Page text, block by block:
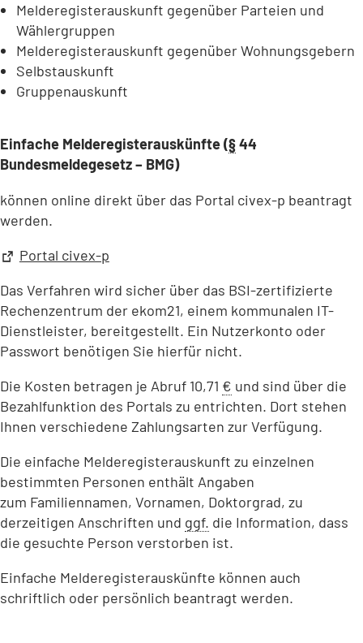
Melderegisterauskunft gegenüber Parteien und
Wählergruppen
Melderegisterauskunft gegenüber Wohnungsgebern
Selbstauskunft
Gruppenauskunft
Einfache Melderegisterauskünfte (§44
Bundesmeldegesetz – BMG)
können online direkt über das Portal civex-p beantragt
werden.
Portal civex-p
(Öffnet
einem
neuen
Tab)
Das Verfahren wird sicher über das BSI-zertifizierte
Rechenzentrum der ekom21, einem kommunalen IT-
Dienstleister, bereitgestellt. Ein Nutzerkonto oder
Passwort benötigen Sie hierfür nicht.
Die Kosten betragen je Abruf 10,71 € und sind über die
Bezahlfunktion des Portals zu entrichten. Dort stehen
Ihnen verschiedene Zahlungsarten zur Verfügung.
Die einfache Melderegisterauskunft zu einzelnen
bestimmten Personen enthält Angaben
zum Familiennamen, Vornamen, Doktorgrad, zu
derzeitigen Anschriften und ggf. die Information, dass
die gesuchte Person verstorben ist.
Einfache Melderegisterauskünfte können auch
schriftlich oder persönlich beantragt werden.